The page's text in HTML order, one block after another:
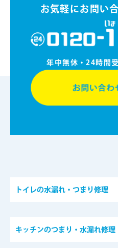
お気軽にお問い
年中無休・24時間
トイレの水漏れ・つまり修理
キッチンのつまり・水漏れ修理